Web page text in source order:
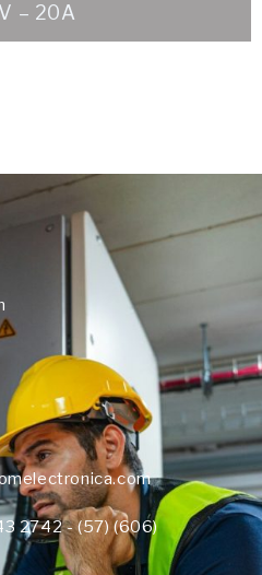
– 20A
2742 - (57) (606)